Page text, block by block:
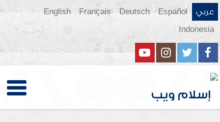
عربي Español
Deutsch
Français
English
Indonesia